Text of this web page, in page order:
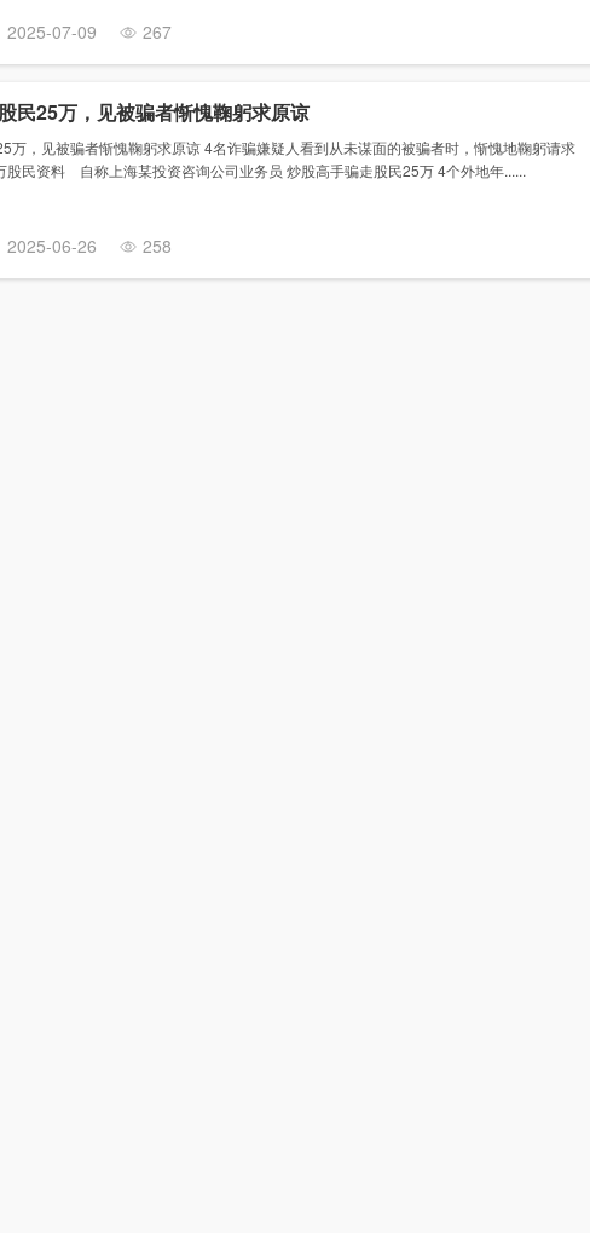
2025-07-09 267
民25万，见被骗者惭愧鞠躬求原谅
万，见被骗者惭愧鞠躬求原谅 4名诈骗嫌疑人看到从未谋面的被骗者时，惭愧地鞠躬请求
股民资料 自称上海某投资咨询公司业务员 炒股高手骗走股民25万 4个外地年......
2025-06-26 258